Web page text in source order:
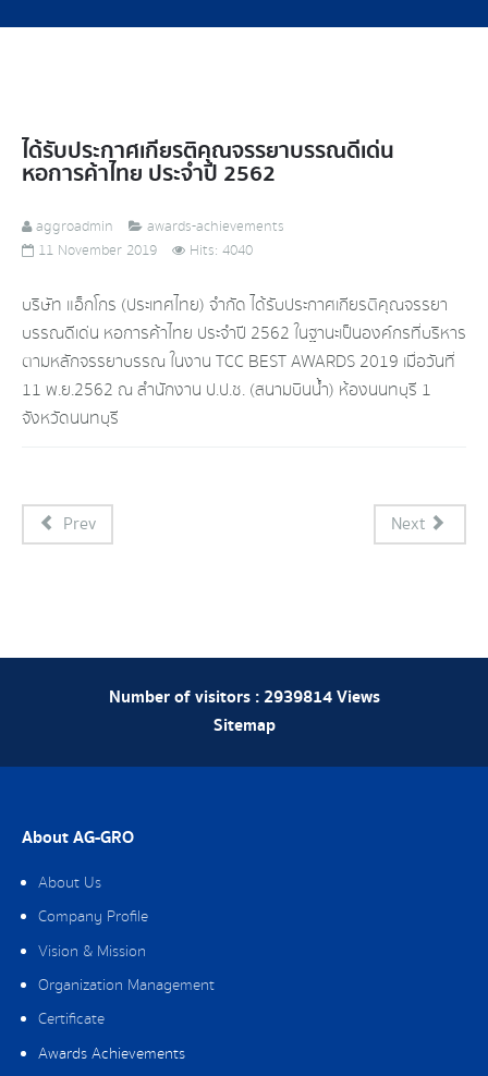
ได้รับประกาศเกียรติคุณจรรยาบรรณดีเด่น
หอการค้าไทย ประจำปี 2562
aggroadmin
awards-achievements
11 November 2019
Hits: 4040
บริษัท แอ็กโกร (ประเทศไทย) จำกัด ได้รับประกาศเกียรติคุณจรรยา
บรรณดีเด่น หอการค้าไทย ประจำปี 2562 ในฐานะเป็นองค์กรที่บริหาร
ตามหลักจรรยาบรรณ ในงาน TCC BEST AWARDS 2019 เมื่อวันที่
11 พ.ย.2562 ณ สำนักงาน ป.ป.ช. (สนามบินน้ำ) ห้องนนทบุรี 1
จังหวัดนนทบุรี
Prev Next
Number of visitors :2939814Views
Sitemap
About AG-GRO
About Us
Company Profile
Vision & Mission
Organization Management
Certificate
Awards Achievements